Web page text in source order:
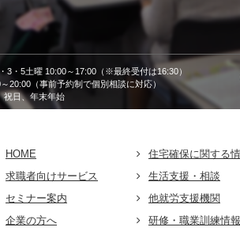
3・5土曜 10:00～17:00（※最終受付は16:30）
20:00（事前予約制で個別相談に対応）
祝日、年末年始
HOME
求職者向けサービス
セミナー案内
企業の方へ
住宅確保に関する
生活支援・相談
他就労支援機関
研修・職業訓練情報